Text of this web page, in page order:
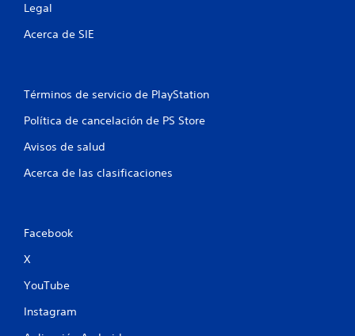
Legal
Acerca de SIE
Términos de servicio de PlayStation
Política de cancelación de PS Store
Avisos de salud
Acerca de las clasificaciones
Facebook
X
YouTube
Instagram